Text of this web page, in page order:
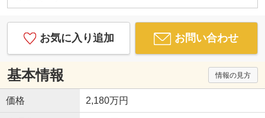
お気に入り追加 お問い合わせ
基本情報 情報の見方
価格 2,180万円